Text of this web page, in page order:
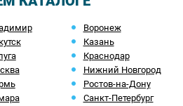
Воронеж
Казань
Краснодар
Нижний Новгород
Ростов-на-Дону
Санкт-Петербург